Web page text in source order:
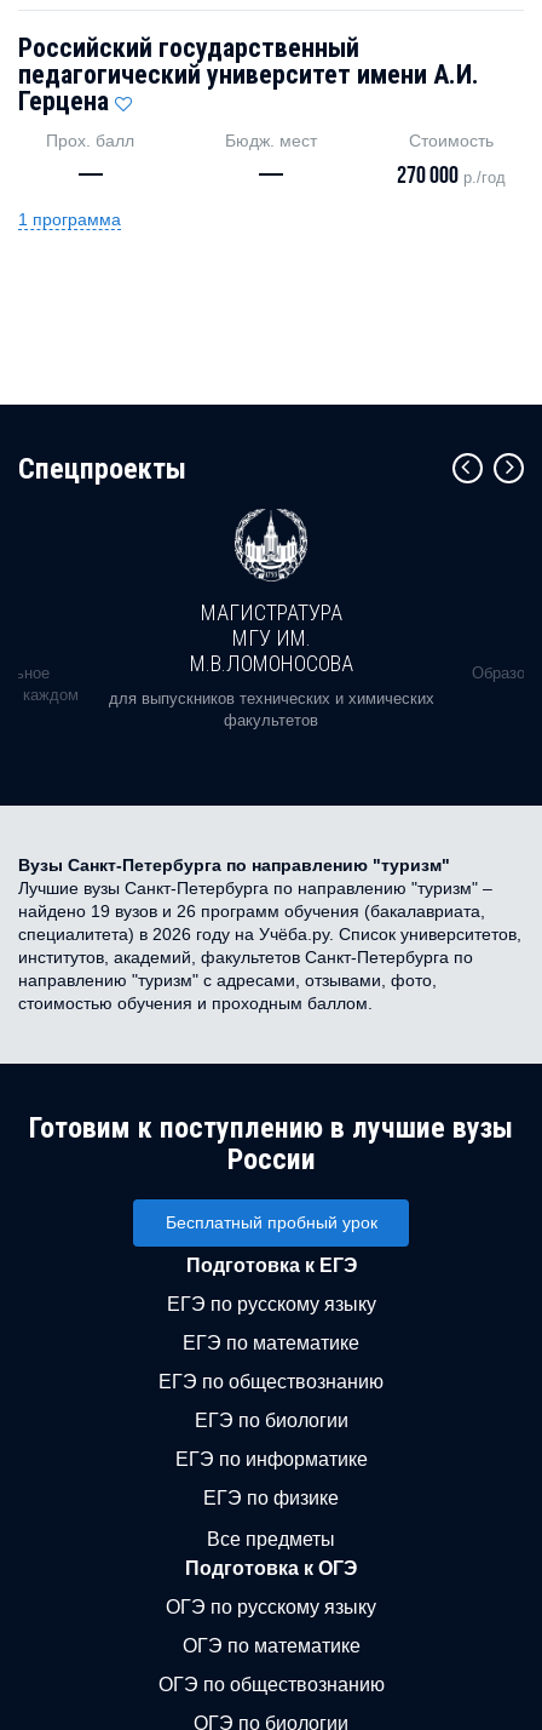
Российский государственный
педагогический университет имени А.И.
Герцена
Прох. балл
—
Бюдж. мест
—
Стоимость
270 000 р./год
1 программа
Cпецпроекты
в каждом
МАГИСТРАТУРА
МГУ ИМ.
М.В.ЛОМОНОСОВА
для выпускников технических и химических
факультетов
Вузы Санкт-Петербурга по направлению "туризм"
Лучшие вузы Санкт-Петербурга по направлению "туризм" –
найдено 19 вузов и 26 программ обучения (бакалавриата,
специалитета) в 2026 году на Учёба.ру. Список университетов,
институтов, академий, факультетов Санкт-Петербурга по
направлению "туризм" с адресами, отзывами, фото,
стоимостью обучения и проходным баллом.
Готовим к поступлению в лучшие вузы
России
Бесплатный пробный урок
Подготовка к ЕГЭ
ЕГЭ по русскому языку
ЕГЭ по математике
ЕГЭ по обществознанию
ЕГЭ по биологии
ЕГЭ по информатике
ЕГЭ по физике
Все предметы
Подготовка к ОГЭ
ОГЭ по русскому языку
ОГЭ по математике
ОГЭ по обществознанию
ОГЭ по биологии